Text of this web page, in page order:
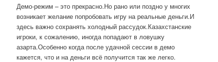
Демо-режим – это прекрасно.Но рано или поздно у многих
возникает желание попробовать игру на реальные деньги.И
здесь важно сохранять холодный рассудок.Казахстанские
игроки, к сожалению, иногда попадают в ловушку
азарта.Особенно когда после удачной сессии в демо
кажется, что и на деньги всё получится так же легко.